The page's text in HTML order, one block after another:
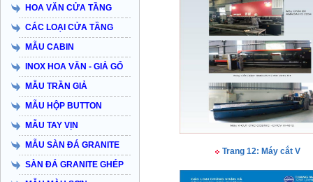
HOA VĂN CỬA TẦNG
CÁC LOẠI CỬA TẦNG
MẪU CABIN
INOX HOA VĂN - GIẢ GỔ
MẪU TRẦN GIẢ
MẪU HỘP BUTTON
MẪU TAY VỊN
MẪU SÀN ĐÁ GRANITE
SÀN ĐÁ GRANITE GHÉP
Trang 12: Máy cắt V